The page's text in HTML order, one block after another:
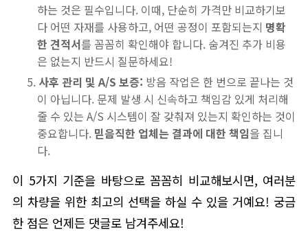
하는 것은 필수입니다. 이때, 단순히 가격만 비교하기보
다 어떤 자재를 사용하고, 어떤 공정이 포함되는지 명확
한 견적서를 꼼꼼히 확인해야 합니다. 숨겨진 추가 비용
은 없는지 반드시 질문하세요!
사후 관리 및 A/S 보증: 방음 작업은 한 번으로 끝나는 것
이 아닙니다. 문제 발생 시 신속하고 책임감 있게 처리해
줄 수 있는 A/S 시스템이 잘 갖춰져 있는지 확인하는 것이
중요합니다. 믿음직한 업체는 결과에 대한 책임을 집니
다.
이 5가지 기준을 바탕으로 꼼꼼히 비교해보시면, 여러분
의 차량을 위한 최고의 선택을 하실 수 있을 거예요! 궁금
한 점은 언제든 댓글로 남겨주세요!